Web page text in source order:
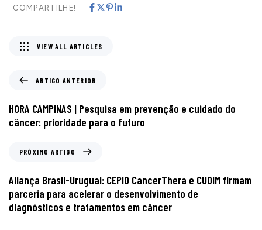
COMPARTILHE!
ARTIGO ANTERIOR
HORA CAMPINAS | Pesquisa em prevenção e cuidado do
câncer: prioridade para o futuro
VIEW ALL ARTICLES
PRÓXIMO ARTIGO
Aliança Brasil-Uruguai: CEPID CancerThera e CUDIM firmam
parceria para acelerar o desenvolvimento de
diagnósticos e tratamentos em câncer